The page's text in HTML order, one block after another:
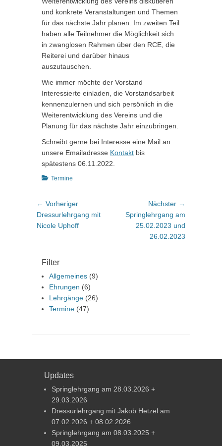
und konkrete Veranstaltungen und Themen
für das nächste Jahr planen. Im zweiten Teil
haben alle Teilnehmer die Möglichkeit sich
in zwanglosen Rahmen über den RCE, die
Reiterei und darüber hinaus
auszutauschen.
Wie immer möchte der Vorstand
Interessierte einladen, die Vorstandsarbeit
kennenzulernen und sich persönlich in die
Weiterentwicklung des Vereins und die
Planung für das nächste Jahr einzubringen.
Schreibt gerne bei Interesse eine Mail an
unsere Emailadresse Kontakt bis
spätestens 06.11.2022.
Kategorien
Termine
Beitragsnavigation
← VorherigerVorheriger
Beitrag:
Dressurlehrgang mit
Nicole Uphoff
Nächster →
Springlehrgang am
25.02.2023 und
26.02.2023
Filter
Allgemeines (9)
Ehrungen (6)
Lehrgänge (26)
Termine (47)
Updates
Springlehrgang am 28.03.2026 +
29.03.2026
Dressurlehrgang mit Jakob Hetzel am
07.02.2026 + 08.02.2026
Springlehrgang am 08.03.2025 +
09.03.2025